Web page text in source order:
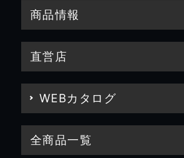
商品情報
直営店
WEBカタログ
全商品一覧